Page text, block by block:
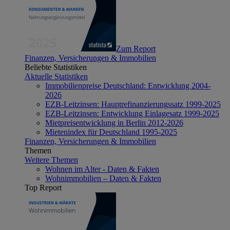
Zum Report
Finanzen, Versicherungen & Immobilien
Beliebte Statistiken
Aktuelle Statistiken
Immobilienpreise Deutschland: Entwicklung 2004-
2026
EZB-Leitzinsen: Hauptrefinanzierungssatz 1999-2025
EZB-Leitzinsen: Entwicklung Einlagesatz 1999-2025
Mietpreisentwicklung in Berlin 2012-2026
Mietenindex für Deutschland 1995-2025
Finanzen, Versicherungen & Immobilien
Themen
Weitere Themen
Wohnen im Alter - Daten & Fakten
Wohnimmobilien – Daten & Fakten
Top Report